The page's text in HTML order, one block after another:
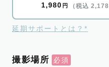
1,980 円 （税込 2,178
延期サポートとは？*
撮影場所